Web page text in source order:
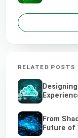
RELATED POSTS
From
Future of